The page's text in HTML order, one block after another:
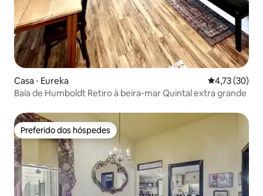
Casa ⋅ Eureka 4,73 de uma
4,73 (30)
Baía de Humboldt Retiro à beira-mar Quintal extra grande
Preferido dos hóspedes
Preferido dos hóspedes